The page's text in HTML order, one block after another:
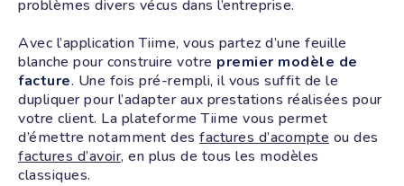
problèmes divers vécus dans l’entreprise.
Avec l’application Tiime, vous partez d’une feuille
blanche pour construire votre premier modèle de
facture. Une fois pré-rempli, il vous suffit de le
dupliquer pour l’adapter aux prestations réalisées pour
votre client. La plateforme Tiime vous permet
d’émettre notamment des factures d’acompte ou des
factures d’avoir, en plus de tous les modèles
classiques.